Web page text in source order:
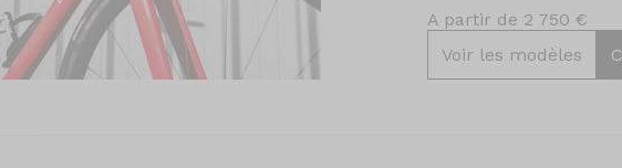
A partir de 2 750 €
Voir les modèles